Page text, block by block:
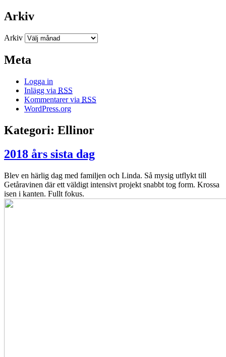
Arkiv
Arkiv
Meta
Logga in
Inlägg via RSS
Kommentarer via RSS
WordPress.org
Kategori: Ellinor
2018 års sista dag
Blev en härlig dag med familjen och Linda. Så mysig utflykt till
Getåravinen där ett väldigt intensivt projekt snabbt tog form. Krossa
isen i kanten. Fullt fokus.